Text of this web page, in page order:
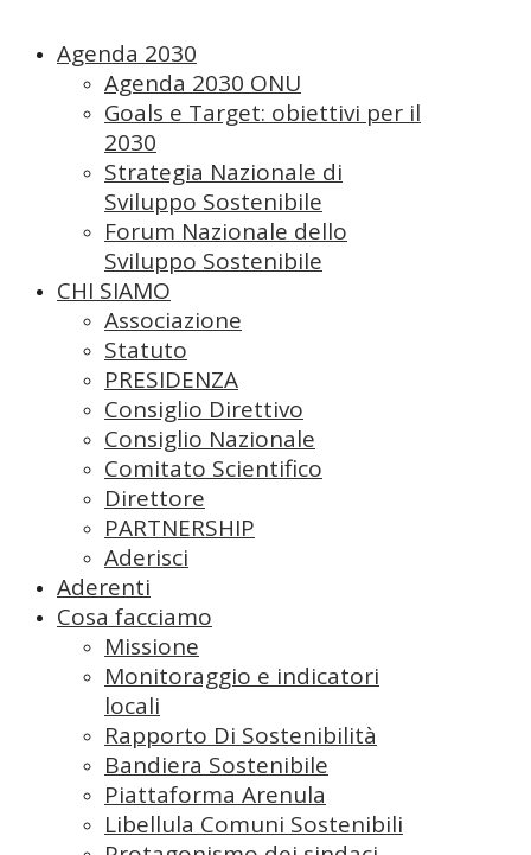
Agenda 2030
Agenda 2030 ONU
Goals e Target: obiettivi per il
2030
Strategia Nazionale di
Sviluppo Sostenibile
Forum Nazionale dello
Sviluppo Sostenibile
CHI SIAMO
Associazione
Statuto
PRESIDENZA
Consiglio Direttivo
Consiglio Nazionale
Comitato Scientifico
Direttore
PARTNERSHIP
Aderisci
Aderenti
Cosa facciamo
Missione
Monitoraggio e indicatori
locali
Rapporto Di Sostenibilità
Bandiera Sostenibile
Piattaforma Arenula
Libellula Comuni Sostenibili